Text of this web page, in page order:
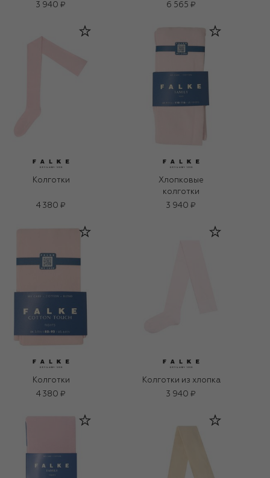
3 940 ₽
6 565 ₽
Колготки
4 380 ₽
Хлопковые
колготки
3 940 ₽
Колготки
4 380 ₽
Колготки из хлопка
3 940 ₽